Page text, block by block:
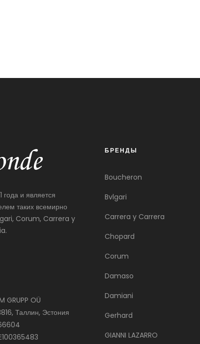
и является
таких всемирно
Corum, Carrera y
GRUPP OÜ
Таллин, Эстония
БРЕНДЫ
Boucheron
Bvlgari
Carrera y Carrera
Chopard
Corum
Damaso
Damiani
Gerhard
GIANNI LAZARRO